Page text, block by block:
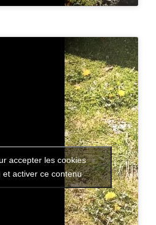
accepter les cookies
et activer ce contenu